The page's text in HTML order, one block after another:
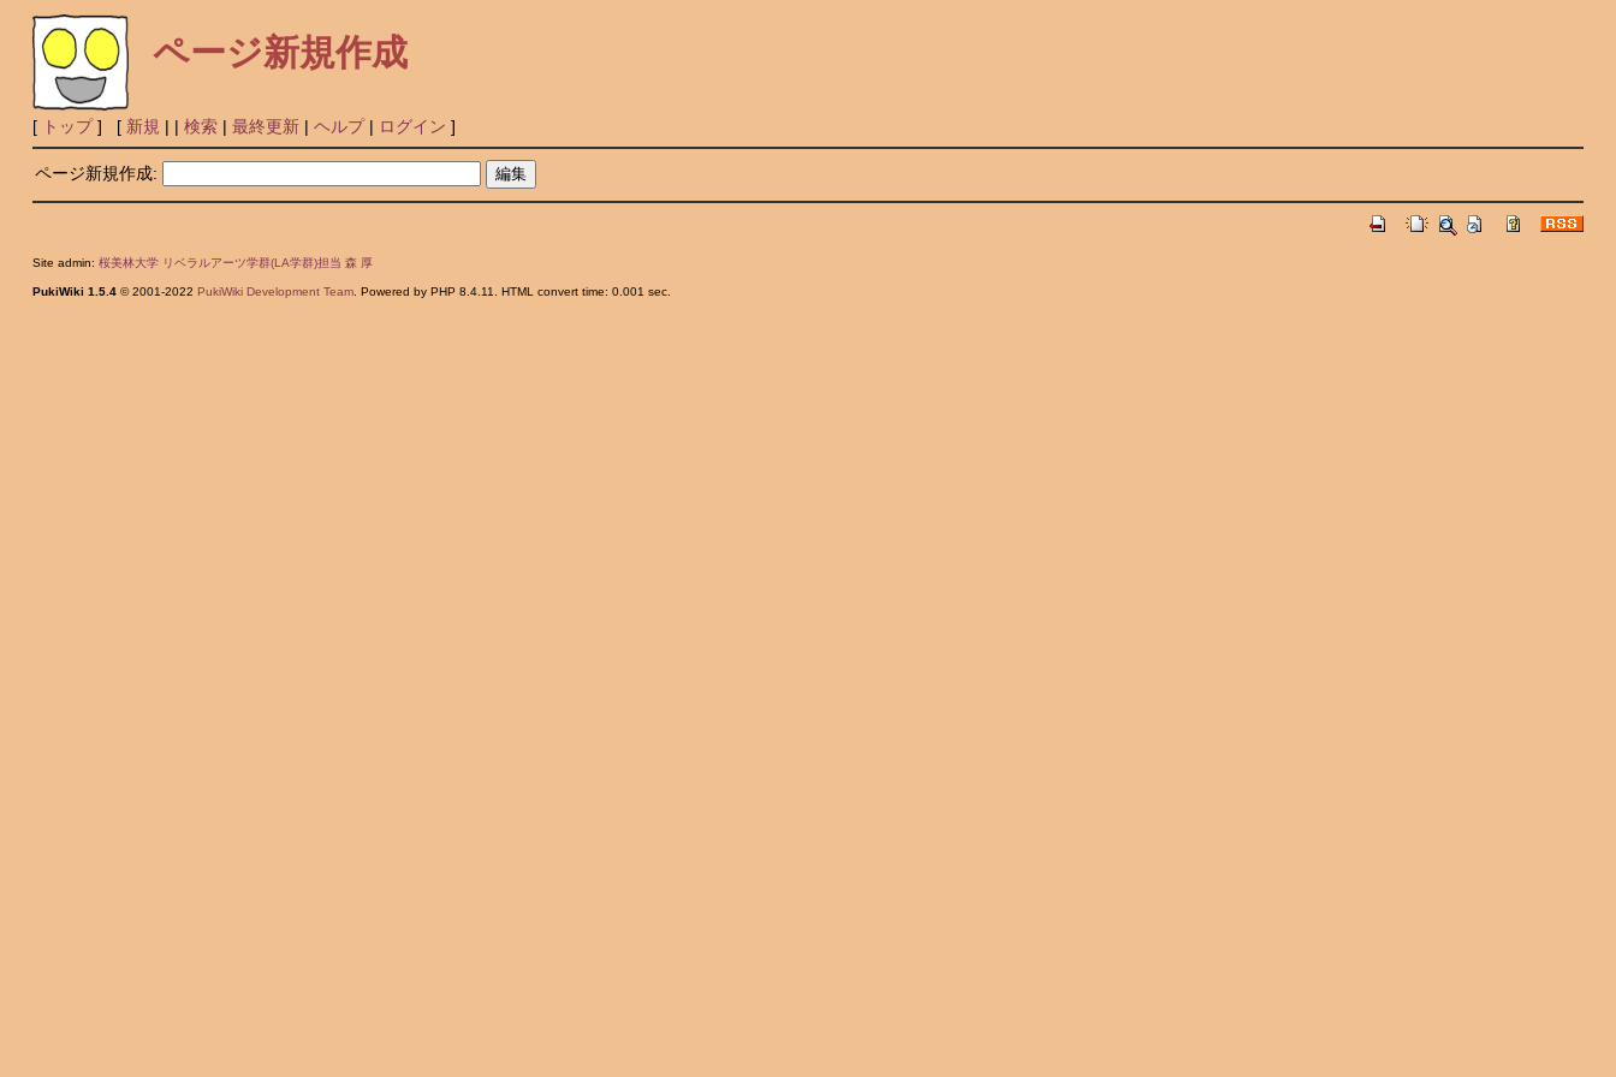
ページ新規作成
[ トップ] [ 新規 | | 検索| 最終更新| ヘルプ| ログイン ]
ページ新規作成:
Site admin: 桜美林大学 リベラルアーツ学群(LA学群)担当 森 厚
PukiWiki 1.5.4© 2001-2022 PukiWiki Development Team. Powered by PHP 8.4.11. HTML convert time: 0.001 sec.